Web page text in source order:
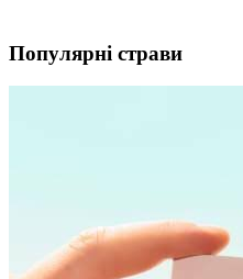
Популярні страви